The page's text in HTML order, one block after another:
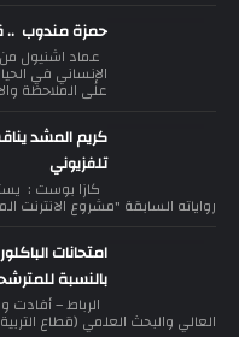
حمزة مندوب ..
عماد اشنيول من
الإنساني في
على الملاحظة
كريم المشد
تلفزيوني
كازا بوست :
رواياته السابقة "مشروع الانترنت
امتحانات
بالنسبة
الرباط – أفادت
العالي والبحث العلمي (قطاع